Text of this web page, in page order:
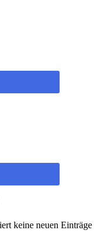
keine neuen Einträge